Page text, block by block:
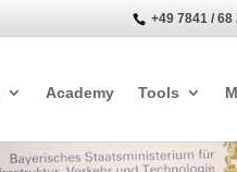
+49 7841 / 68
Academy Tools